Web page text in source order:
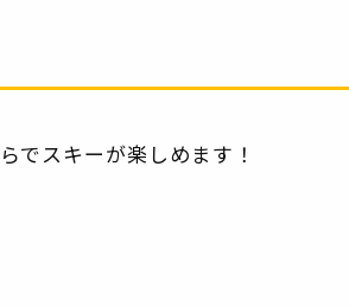
でスキーが楽しめます！